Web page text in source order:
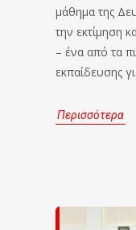
μάθημα της
την εκτίμηση
– ένα από τα
εκπαίδευσης
Περισσότερα